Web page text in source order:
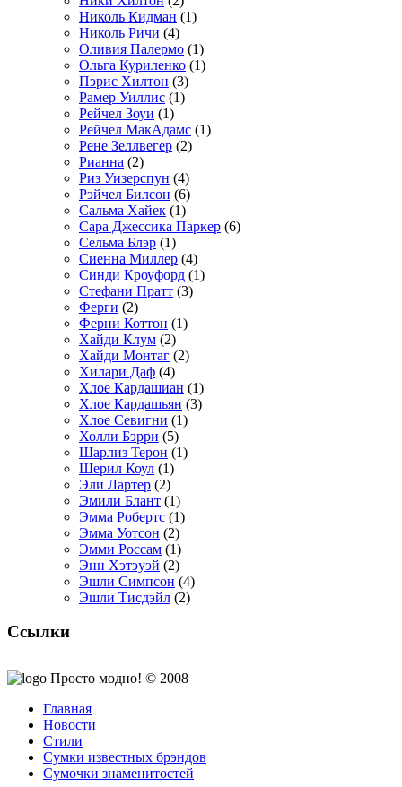
Николь Кидман (1)
Николь Ричи (4)
Оливия Палермо (1)
Ольга Куриленко (1)
Пэрис Хилтон (3)
Рамер Уиллис (1)
Рейчел Зоуи (1)
Рейчел МакАдамс (1)
Рене Зеллвегер (2)
Рианна (2)
Риз Уизерспун (4)
Рэйчел Билсон (6)
Сальма Хайек (1)
Сара Джессика Паркер (6)
Сельма Блэр (1)
Сиенна Миллер (4)
Синди Кроуфорд (1)
Стефани Пратт (3)
Ферги (2)
Ферни Коттон (1)
Хайди Клум (2)
Хайди Монтаг (2)
Хилари Даф (4)
Хлое Кардашиан (1)
Хлое Кардашьян (3)
Хлое Севигни (1)
Холли Бэрри (5)
Шарлиз Терон (1)
Шерил Коул (1)
Эли Лартер (2)
Эмили Блант (1)
Эмма Робертс (1)
Эмма Уотсон (2)
Эмми Россам (1)
Энн Хэтэуэй (2)
Эшли Симпсон (4)
Эшли Тисдэйл (2)
Ссылки
Просто модно! © 2008
Главная
Новости
Стили
Сумки известных брэндов
Сумочки знаменитостей